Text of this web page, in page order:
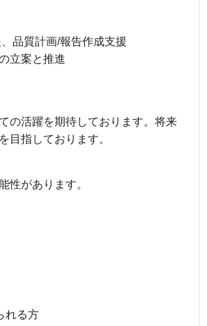
品質計画/報告作成支援
立案と推進
の活躍を期待しております。将来
目指しております。
性があります。
れる方